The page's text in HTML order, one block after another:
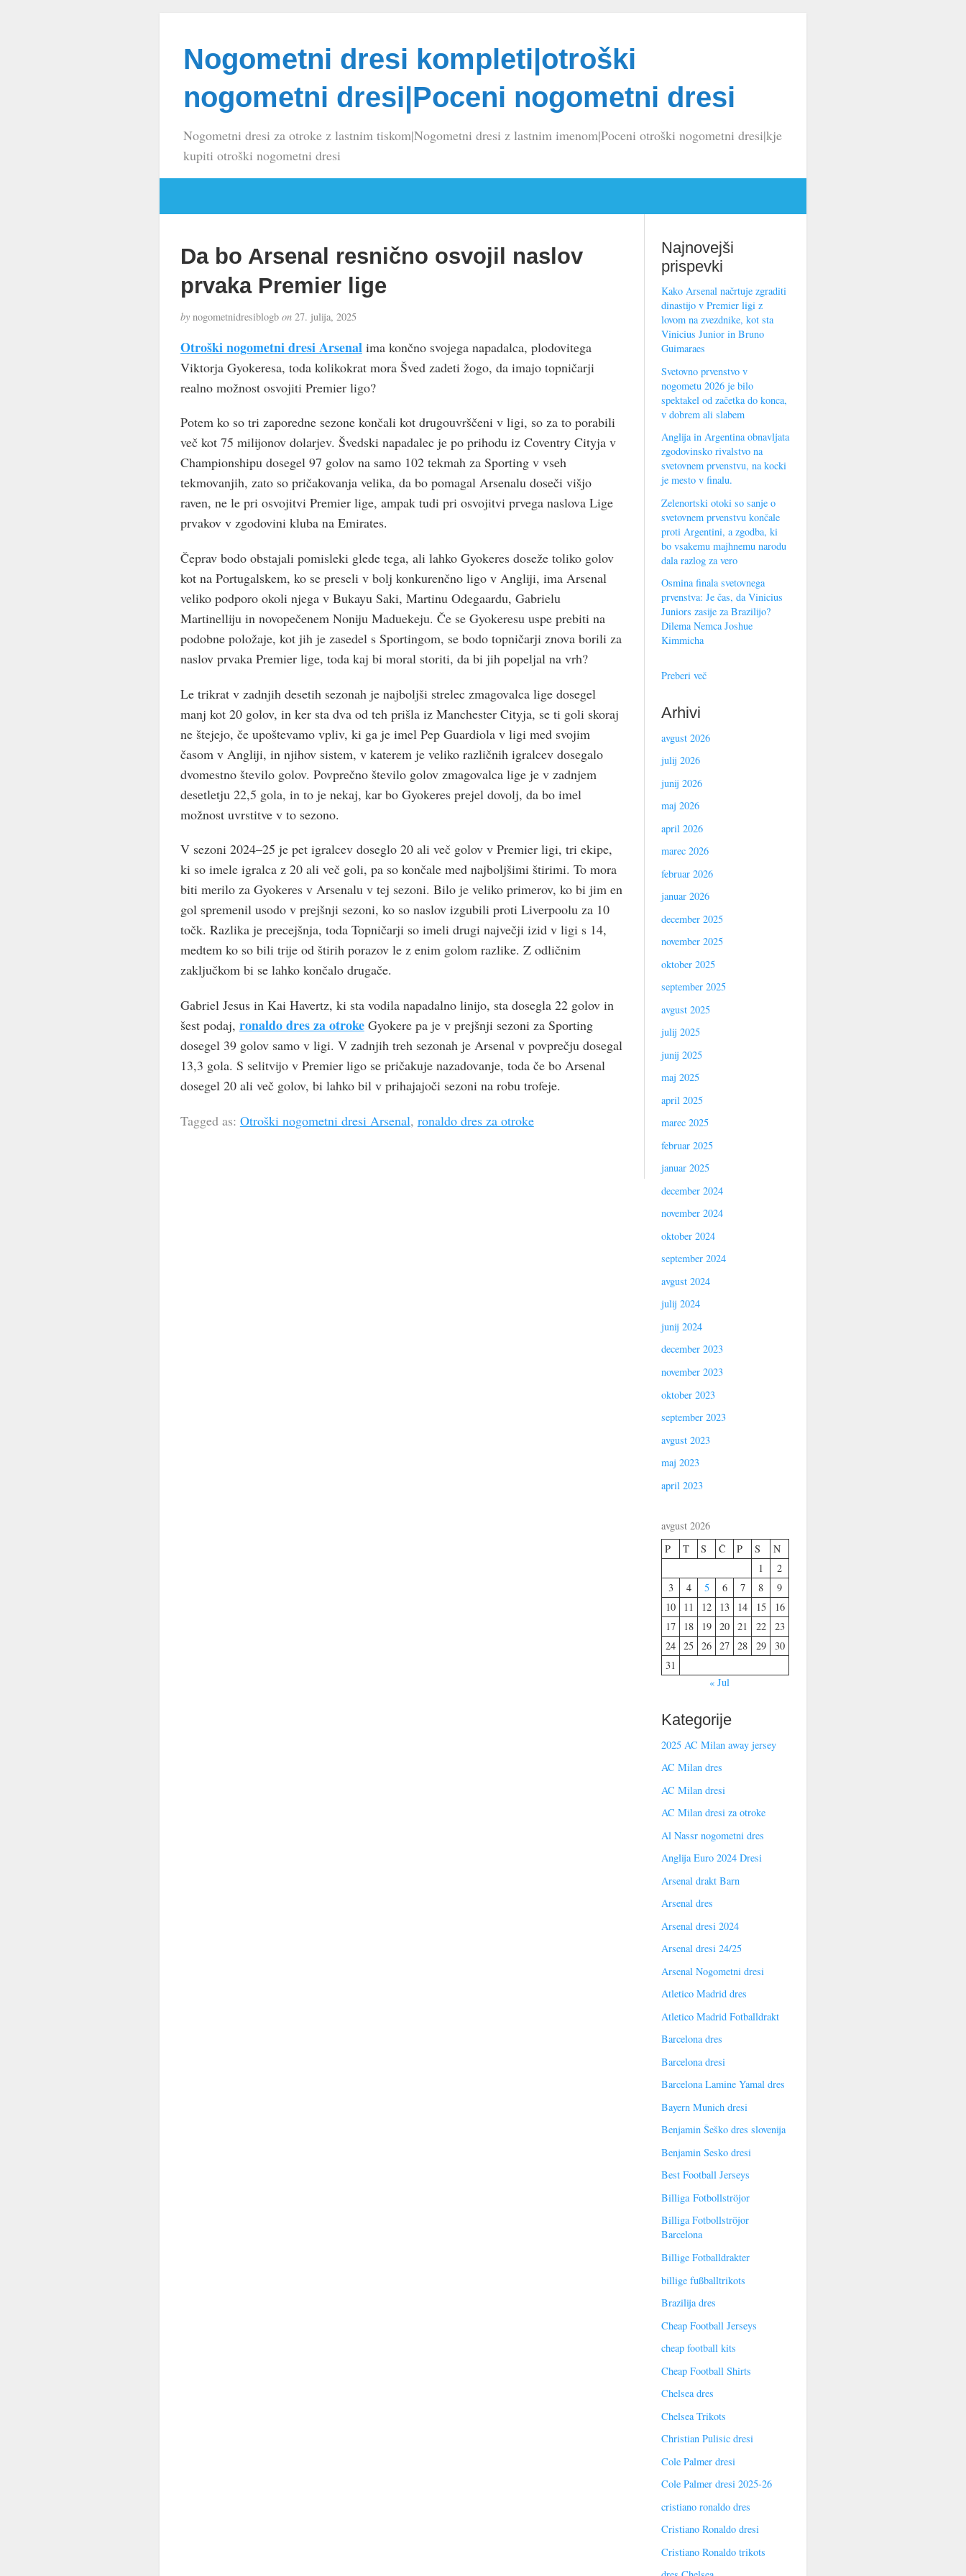
Nogometni dresi kompleti|otroški
nogometni dresi|Poceni nogometni dresi
Nogometni dresi za otroke z lastnim tiskom|Nogometni dresi z lastnim imenom|Poceni otroški nogometni dresi|kje
kupiti otroški nogometni dresi
Da bo Arsenal resnično osvojil naslov
prvaka Premier lige
bynogometnidresiblogb on27. julija, 2025
Otroški nogometni dresi Arsenal ima končno svojega napadalca, plodovitega
Viktorja Gyokeresa, toda kolikokrat mora Šved zadeti žogo, da imajo topničarji
realno možnost osvojiti Premier ligo?
Potem ko so tri zaporedne sezone končali kot drugouvrščeni v ligi, so za to porabili
več kot 75 milijonov dolarjev. Švedski napadalec je po prihodu iz Coventry Cityja v
Championshipu dosegel 97 golov na samo 102 tekmah za Sporting v vseh
tekmovanjih, zato so pričakovanja velika, da bo pomagal Arsenalu doseči višjo
raven, ne le pri osvojitvi Premier lige, ampak tudi pri osvojitvi prvega naslova Lige
prvakov v zgodovini kluba na Emirates.
Čeprav bodo obstajali pomisleki glede tega, ali lahko Gyokeres doseže toliko golov
kot na Portugalskem, ko se preseli v bolj konkurenčno ligo v Angliji, ima Arsenal
veliko podporo okoli njega v Bukayu Saki, Martinu Odegaardu, Gabrielu
Martinelliju in novopečenem Noniju Maduekeju. Če se Gyokeresu uspe prebiti na
podobne položaje, kot jih je zasedel s Sportingom, se bodo topničarji znova borili za
naslov prvaka Premier lige, toda kaj bi moral storiti, da bi jih popeljal na vrh?
Le trikrat v zadnjih desetih sezonah je najboljši strelec zmagovalca lige dosegel
manj kot 20 golov, in ker sta dva od teh prišla iz Manchester Cityja, se ti goli skoraj
ne štejejo, če upoštevamo vpliv, ki ga je imel Pep Guardiola v ligi med svojim
časom v Angliji, in njihov sistem, v katerem je veliko različnih igralcev dosegalo
dvomestno število golov. Povprečno število golov zmagovalca lige je v zadnjem
desetletju 22,5 gola, in to je nekaj, kar bo Gyokeres prejel dovolj, da bo imel
možnost uvrstitve v to sezono.
V sezoni 2024–25 je pet igralcev doseglo 20 ali več golov v Premier ligi, tri ekipe,
ki so imele igralca z 20 ali več goli, pa so končale med najboljšimi štirimi. To mora
biti merilo za Gyokeres v Arsenalu v tej sezoni. Bilo je veliko primerov, ko bi jim en
gol spremenil usodo v prejšnji sezoni, ko so naslov izgubili proti Liverpoolu za 10
točk. Razlika je precejšnja, toda Topničarji so imeli drugi največji izid v ligi s 14,
medtem ko so bili trije od štirih porazov le z enim golom razlike. Z odličnim
zaključkom bi se lahko končalo drugače.
Gabriel Jesus in Kai Havertz, ki sta vodila napadalno linijo, sta dosegla 22 golov in
šest podaj, ronaldo dres za otrokeGyokere pa je v prejšnji sezoni za Sporting
dosegel 39 golov samo v ligi. V zadnjih treh sezonah je Arsenal v povprečju dosegal
13,3 gola. S selitvijo v Premier ligo se pričakuje nazadovanje, toda če bo Arsenal
dosegel 20 ali več golov, bi lahko bil v prihajajoči sezoni na robu trofeje.
Tagged as: Otroški nogometni dresi Arsenal, ronaldo dres za otroke
Najnovejši
prispevki
Kako Arsenal načrtuje zgraditi
dinastijo v Premier ligi z
lovom na zvezdnike, kot sta
Vinicius Junior in Bruno
Guimaraes
Svetovno prvenstvo v
nogometu 2026 je bilo
spektakel od začetka do konca,
v dobrem ali slabem
Anglija in Argentina obnavljata
zgodovinsko rivalstvo na
svetovnem prvenstvu, na kocki
je mesto v finalu.
Zelenortski otoki so sanje o
svetovnem prvenstvu končale
proti Argentini, a zgodba, ki
bo vsakemu majhnemu narodu
dala razlog za vero
Osmina finala svetovnega
prvenstva: Je čas, da Vinicius
Juniors zasije za Brazilijo?
Dilema Nemca Joshue
Kimmicha
Preberi več
Arhivi
avgust 2026
julij 2026
junij 2026
maj 2026
april 2026
marec 2026
februar 2026
januar 2026
december 2025
november 2025
oktober 2025
september 2025
avgust 2025
julij 2025
junij 2025
maj 2025
april 2025
marec 2025
februar 2025
januar 2025
december 2024
november 2024
oktober 2024
september 2024
avgust 2024
julij 2024
junij 2024
december 2023
november 2023
oktober 2023
september 2023
avgust 2023
maj 2023
april 2023
avgust 2026
P
T S Č P S
N
1
2
3
4 5 6 7 8
9
10
11 12 13 14 15
16
17
18 19 20 21 22
23
24 25 26 27 28 29
30
31
« Jul
Kategorije
2025 AC Milan away jersey
AC Milan dres
AC Milan dresi
AC Milan dresi za otroke
Al Nassr nogometni dres
Anglija Euro 2024 Dresi
Arsenal drakt Barn
Arsenal dres
Arsenal dresi 2024
Arsenal dresi 24/25
Arsenal Nogometni dresi
Atletico Madrid dres
Atletico Madrid Fotballdrakt
Barcelona dres
Barcelona dresi
Barcelona Lamine Yamal dres
Bayern Munich dresi
Benjamin Šeško dres slovenija
Benjamin Sesko dresi
Best Football Jerseys
Billiga Fotbollströjor
Billiga Fotbollströjor
Barcelona
Billige Fotballdrakter
billige fußballtrikots
Brazilija dres
Cheap Football Jerseys
cheap football kits
Cheap Football Shirts
Chelsea dres
Chelsea Trikots
Christian Pulisic dresi
Cole Palmer dresi
Cole Palmer dresi 2025-26
cristiano ronaldo dres
Cristiano Ronaldo dresi
Cristiano Ronaldo trikots